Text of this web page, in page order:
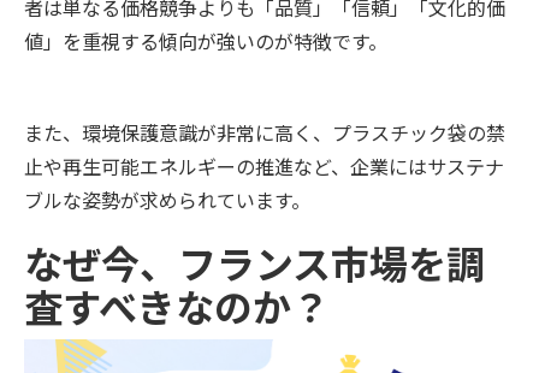
者は単なる価格競争よりも「品質」「信頼」「文化的価
値」を重視する傾向が強いのが特徴です。
また、環境保護意識が非常に高く、プラスチック袋の禁
止や再生可能エネルギーの推進など、企業にはサステナ
ブルな姿勢が求められています。
なぜ今、フランス市場を調
査すべきなのか？